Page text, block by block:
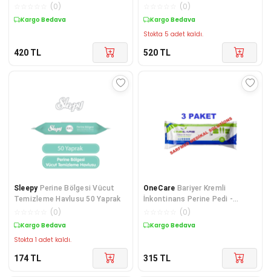
Hasta Temizleme Havlusu 50'li
(0)
Kargo Bedava
420 TL
Pedi/mendili 50'li - 5 Adet
(0)
Kargo Bedava
Stokta 5 adet kaldı.
520 TL
Sleepy Perine Bölgesi Vücut
Temizleme Havlusu 50 Yaprak
(0)
Kargo Bedava
Stokta 1 adet kaldı.
174 TL
OneCare Bariyer Kremli
İnkontinans Perine Pedi -
Alkolsüz Hasta Temizleme
(0)
Kargo Bedava
315 TL